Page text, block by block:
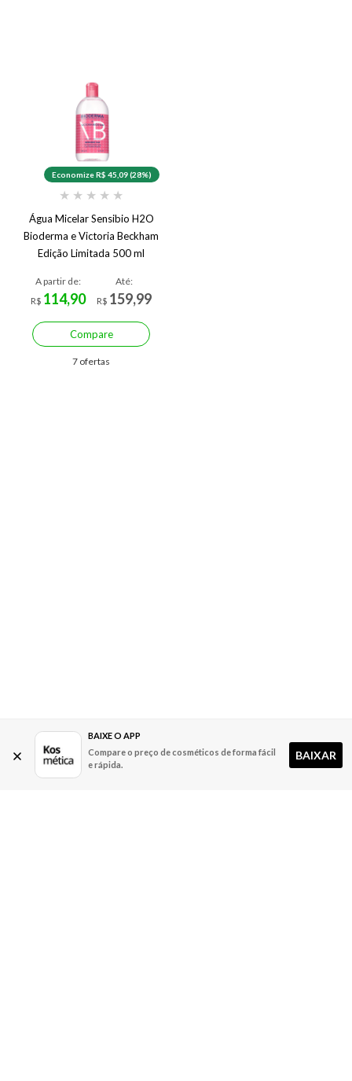
Economize R$ 45,09 (28%)
★ ★ ★ ★ ★
Água Micelar Sensibio H2O
Bioderma e Victoria Beckham
Edição Limitada 500 ml
A partir de:
R$ 114,90
Até:
R$ 159,99
Compare
7 ofertas
BAIXE O APP
Compare o preço de cosméticos de forma fácil
e rápida.
BAIXAR